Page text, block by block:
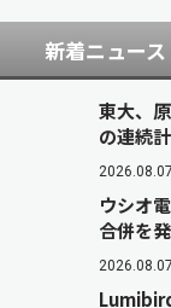
新着ニュース
東大、
の連続
2026.08.07
ウシオ
合併を
2026.08.07